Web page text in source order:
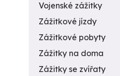
Vojenské zážitky
Zážitkové jízdy
Zážitkové pobyty
Zážitky na doma
Zážitky se zvířaty